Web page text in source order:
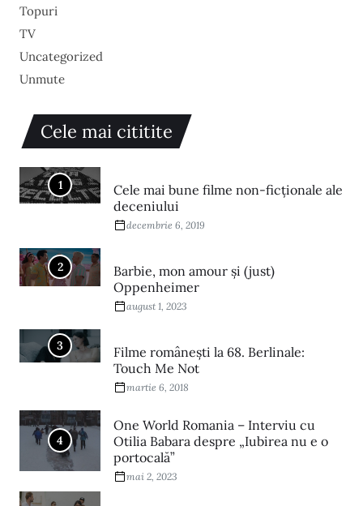
Topuri
TV
Uncategorized
Unmute
Cele mai cititite
1
Cele mai bune filme non-ficționale ale
deceniului
decembrie 6, 2019
2
Barbie, mon amour și (just)
Oppenheimer
august 1, 2023
3
Filme româneşti la 68. Berlinale:
Touch Me Not
martie 6, 2018
4
One World Romania – Interviu cu
Otilia Babara despre „Iubirea nu e o
portocală”
mai 2, 2023